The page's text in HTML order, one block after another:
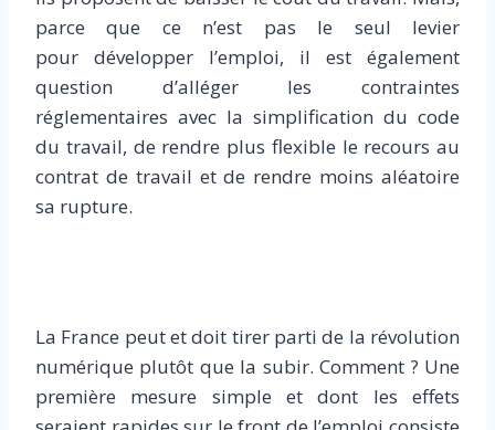
parce que ce n’est pas le seul levier
pour développer l’emploi, il est également
question d’alléger les contraintes
réglementaires avec la simplification du code
du travail, de rendre plus flexible le recours au
contrat de travail et de rendre moins aléatoire
sa rupture.
La France peut et doit tirer parti de la révolution
numérique plutôt que la subir. Comment ? Une
première mesure simple et dont les effets